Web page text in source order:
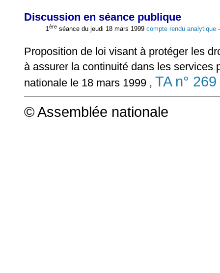
Discussion en séance publique
1ère séance du jeudi 18 mars 1999compte rendu analytique
Proposition de loi visant à protéger les
à assurer la continuité dans les services
nationale le 18 mars 1999 , TA n° 269
© Assemblée nationale